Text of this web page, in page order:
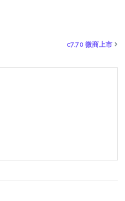
c7.70 微商上市